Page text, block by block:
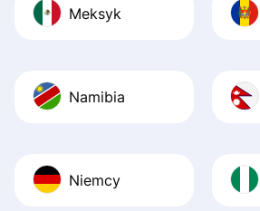
Meksyk
Namibia
Niemcy